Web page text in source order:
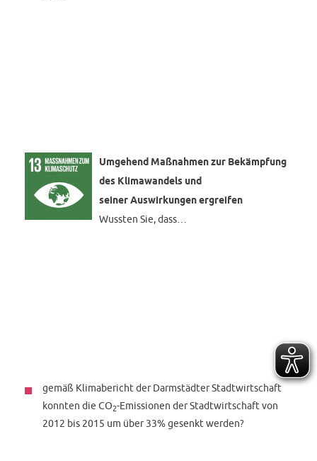
Umgehend Maßnahmen zur Bekämpfung
des Klimawandels und
seiner Auswirkungen ergreifen
Wussten Sie, dass…
gemäß Klimabericht der Darmstädter Stadtwirtschaft
konnten die CO2-Emissionen der Stadtwirtschaft von
2012 bis 2015 um über 33% gesenkt werden?